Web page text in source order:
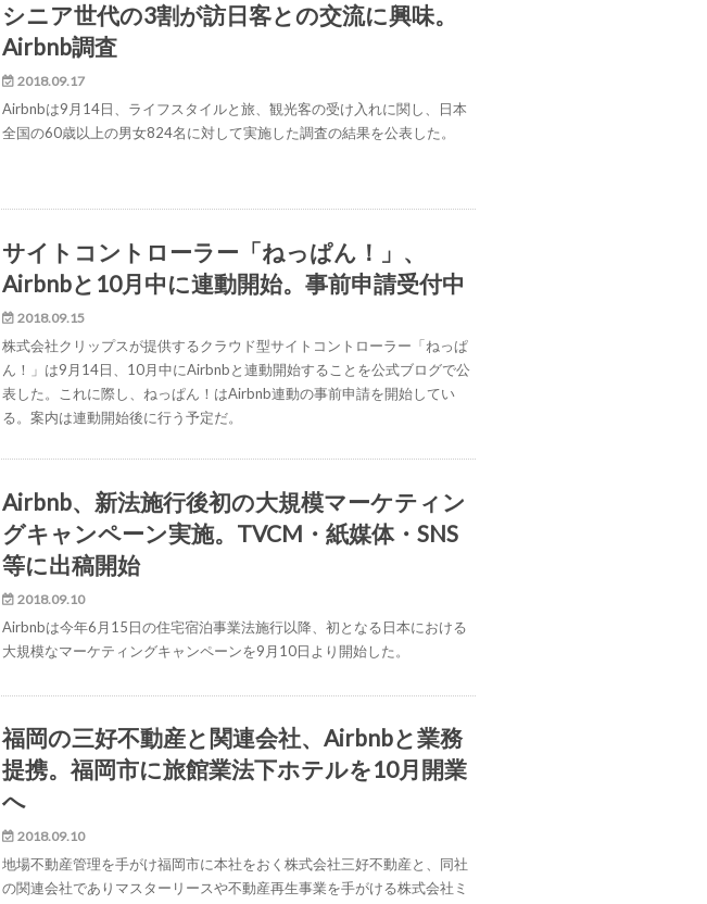
シニア世代の3割が訪日客との交流に興味。
Airbnb調査
2018.09.17
Airbnbは9月14日、ライフスタイルと旅、観光客の受け入れに関し、日本
全国の60歳以上の男女824名に対して実施した調査の結果を公表した。
サイトコントローラー「ねっぱん！」、
Airbnbと10月中に連動開始。事前申請受付中
2018.09.15
株式会社クリップスが提供するクラウド型サイトコントローラー「ねっぱ
ん！」は9月14日、10月中にAirbnbと連動開始することを公式ブログで公
表した。これに際し、ねっぱん！はAirbnb連動の事前申請を開始してい
る。案内は連動開始後に行う予定だ。
Airbnb、新法施行後初の大規模マーケティン
グキャンペーン実施。TVCM・紙媒体・SNS
等に出稿開始
2018.09.10
Airbnbは今年6月15日の住宅宿泊事業法施行以降、初となる日本における
大規模なマーケティングキャンペーンを9月10日より開始した。
福岡の三好不動産と関連会社、Airbnbと業務
提携。福岡市に旅館業法下ホテルを10月開業
へ
2018.09.10
地場不動産管理を手がけ福岡市に本社をおく株式会社三好不動産と、同社
の関連会社でありマスターリースや不動産再生事業を手がける株式会社ミ